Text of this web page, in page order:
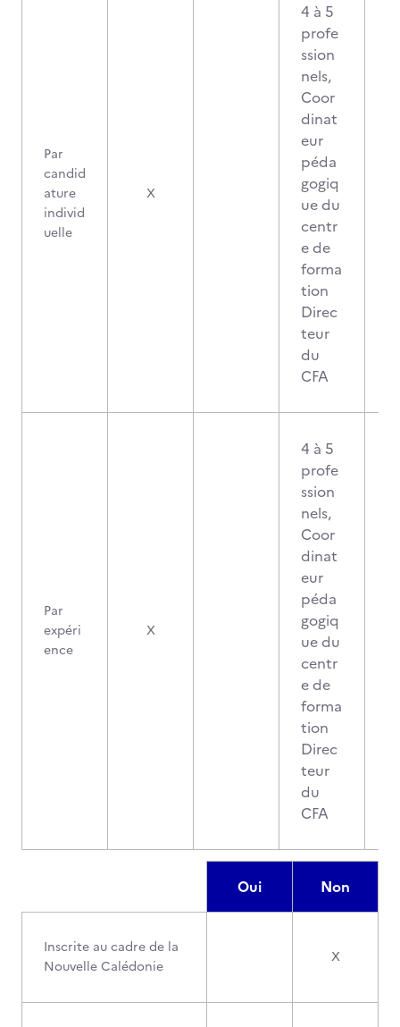
Par
candid
ature
individ
uelle
X
4 à 5
profe
ssion
nels,
Coor
dinat
eur
péda
gogiq
ue du
centr
e de
forma
tion
Direc
teur
du
CFA
Par
expéri
ence
X
4 à 5
profe
ssion
nels,
Coor
dinat
eur
péda
gogiq
ue du
centr
e de
forma
tion
Direc
teur
du
CFA
Oui Non
Inscrite au cadre de la
Nouvelle Calédonie
X